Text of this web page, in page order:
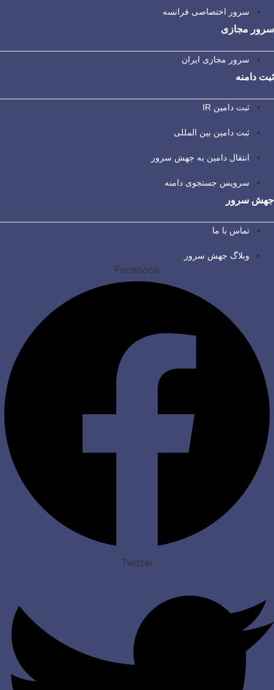
سرور اختصاصی فرانسه
سرور مجازی
سرور مجازی ایران
ثبت دامنه
ثبت دامین IR
ثبت دامین بین المللی
انتقال دامین به جهش سرور
سرویس جستجوی دامنه
جهش سرور
تماس با ما
وبلاگ جهش سرور
Facebook
Twitter